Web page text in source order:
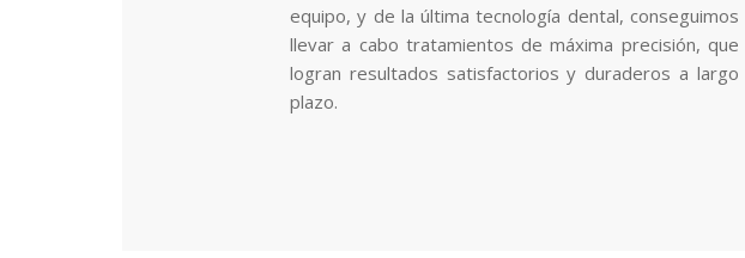
equipo, y de la última tecnología dental, conseguimos
llevar a cabo tratamientos de máxima precisión, que
logran resultados satisfactorios y duraderos a largo
plazo.